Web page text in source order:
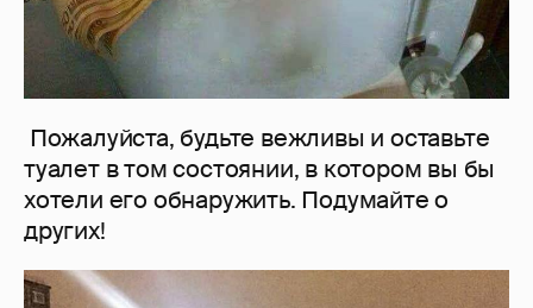
Пожалуйста, будьте вежливы и оставьте
туалет в том состоянии, в котором вы бы
хотели его обнаружить. Подумайте о
других!